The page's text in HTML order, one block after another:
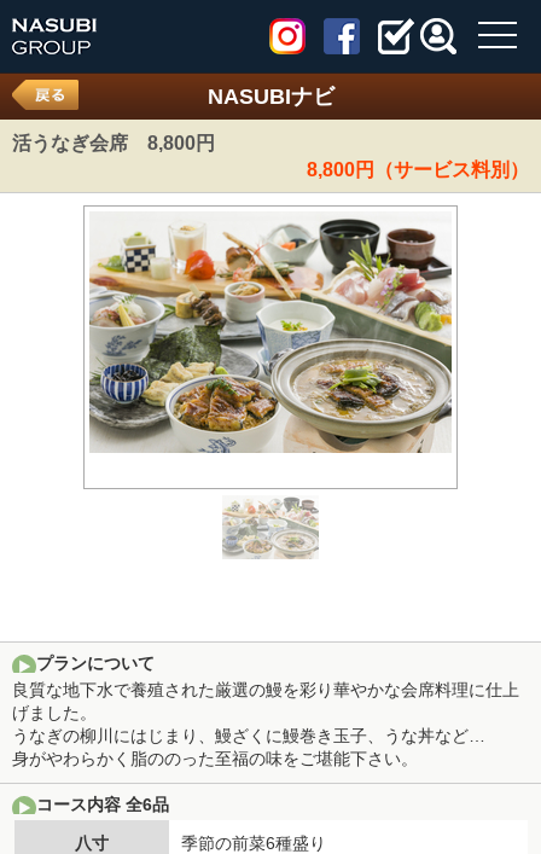
NASUBIナビ
活うなぎ会席 8,800円
8,800円（サービス料別）
プランについて
良質な地下水で養殖された厳選の鰻を彩り華やかな会席料理に仕上
げました。
うなぎの柳川にはじまり、鰻ざくに鰻巻き玉子、うな丼など…
身がやわらかく脂ののった至福の味をご堪能下さい。
コース内容 全6品
八寸
季節の前菜6種盛り